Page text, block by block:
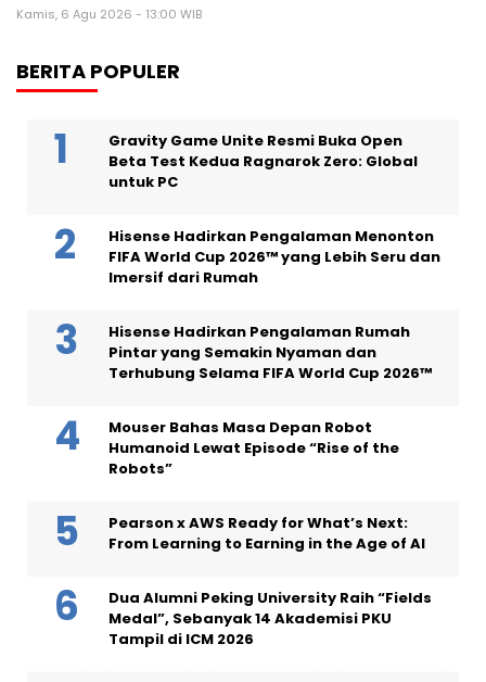
Kamis, 6 Agu 2026 - 13:00 WIB
BERITA POPULER
Gravity Game Unite Resmi Buka Open
Beta Test Kedua Ragnarok Zero: Global
untuk PC
Hisense Hadirkan Pengalaman Menonton
FIFA World Cup 2026™ yang Lebih Seru dan
Imersif dari Rumah
Hisense Hadirkan Pengalaman Rumah
Pintar yang Semakin Nyaman dan
Terhubung Selama FIFA World Cup 2026™
Mouser Bahas Masa Depan Robot
Humanoid Lewat Episode “Rise of the
Robots”
Pearson x AWS Ready for What’s Next:
From Learning to Earning in the Age of AI
Dua Alumni Peking University Raih “Fields
Medal”, Sebanyak 14 Akademisi PKU
Tampil di ICM 2026